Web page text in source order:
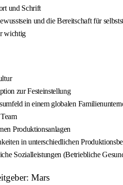
und Schrift
und die Bereitschaft für
wichtig
zur Festeinstellung
in einem globalen
Produktionsanlagen
in unterschiedlichen
Sozialleistungen (Betriebliche
Mars